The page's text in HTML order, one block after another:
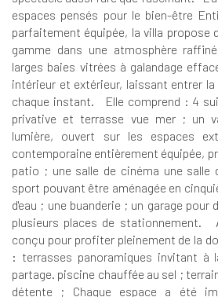
espaces pensés pour le bien-être
parfaitement équipée, la villa propose
gamme dans une atmosphère
larges baies vitrées à galandage
intérieur et extérieur, laissant entrer la
chaque instant. Elle comprend : 4
privative et terrasse vue mer ; un
lumière, ouvert sur les espaces
contemporaine entièrement équipée,
patio ; une salle de cinéma une salle
sport pouvant être aménagée en
d'eau ; une buanderie ; un garage pour
plusieurs places de stationnement.
conçu pour profiter pleinement de la
: terrasses panoramiques invitant à
partage. piscine chauffée au sel ;
détente ; Chaque espace a été